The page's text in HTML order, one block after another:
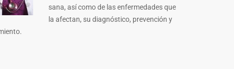
sana, así como de las enfermedades que
la afectan, su diagnóstico, prevención y